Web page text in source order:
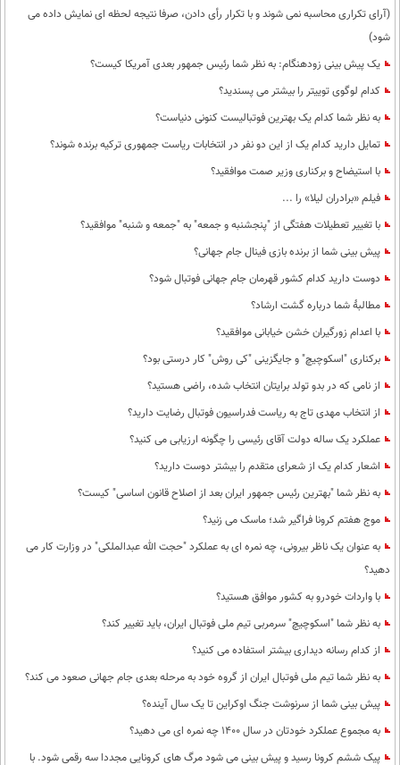
(آرای تکراری محاسبه نمی شوند و با تکرار رأی دادن، صرفا نتیجه لحظه ای نمایش داده می
شود)
یک پیش بینی زودهنگام: به نظر شما رئیس جمهور بعدی آمریکا کیست؟
کدام لوگوی توییتر را بیشتر می پسندید؟
به نظر شما کدام یک بهترین فوتبالیست کنونی دنیاست؟
تمایل دارید کدام یک از این دو نفر در انتخابات ریاست جمهوری ترکیه برنده شوند؟
با استیضاح و برکناری وزیر صمت موافقید؟
فیلم «برادران لیلا» را ...
با تغییر تعطیلات هفتگی از "پنجشنبه و جمعه" به "جمعه و شنبه" موافقید؟
پیش بینی شما از برنده بازی فینال جام جهانی؟
دوست دارید کدام کشور قهرمان جام جهانی فوتبال شود؟
مطالبۀ شما درباره گشت ارشاد؟
با اعدام زورگیران خشن خیابانی موافقید؟
برکناری "اسکوچیچ" و جایگزینی "کی روش" کار درستی بود؟
از نامی که در بدو تولد برایتان انتخاب شده، راضی هستید؟
از انتخاب مهدی تاج به ریاست فدراسیون فوتبال رضایت دارید؟
عملکرد یک ساله دولت آقای رئیسی را چگونه ارزیابی می کنید؟
اشعار کدام یک از شعرای متقدم را بیشتر دوست دارید؟
به نظر شما "بهترین رئیس جمهور ایران بعد از اصلاح قانون اساسی" کیست؟
موج هفتم کرونا فراگیر شد؛ ماسک می زنید؟
به عنوان یک ناظر بیرونی، چه نمره ای به عملکرد "حجت الله عبدالملکی" در وزارت کار می
دهید؟
با واردات خودرو به کشور موافق هستید؟
به نظر شما "اسکوچیچ" سرمربی تیم ملی فوتبال ایران، باید تغییر کند؟
از کدام رسانه دیداری بیشتر استفاده می کنید؟
به نظر شما تیم ملی فوتبال ایران از گروه خود به مرحله بعدی جام جهانی صعود می کند؟
پیش بینی شما از سرنوشت جنگ اوکراین تا یک سال آینده؟
به مجموع عملکرد خودتان در سال 1400 چه نمره ای می دهید؟
پیک ششم کرونا رسید و پیش بینی می شود مرگ های کرونایی مجددا سه رقمی شود. با